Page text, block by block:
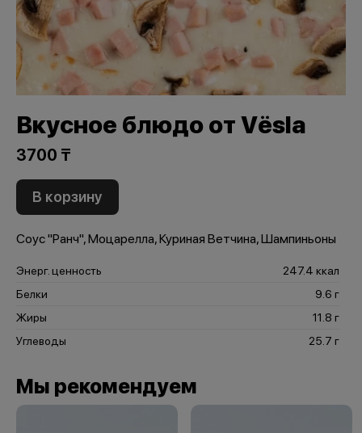
Вкусное блюдо от Vёsla
3700 ₸
В корзину
Соус "Ранч", Моцарелла, Куриная Ветчина, Шампиньоны
Энерг. ценность
247.4 ккал
Белки
9.6 г
Жиры
11.8 г
Углеводы
25.7 г
Мы рекомендуем